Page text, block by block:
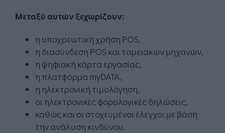
Μεταξύ αυτών ξεχωρίζουν:
η υποχρεωτική χρήση POS,
η διασύνδεση POS και ταμειακών μηχανών,
η ψηφιακή κάρτα εργασίας,
η πλατφόρμα myDATA,
η ηλεκτρονική τιμολόγηση,
οι ηλεκτρονικές φορολογικές δηλώσεις,
καθώς και οι στοχευμένοι έλεγχοι με βάση
την ανάλυση κινδύνου.